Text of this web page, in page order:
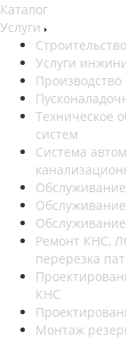
Каталог
Услуги
Услуги
Производство
Техническое
систем
Система
Ремонт КНС,
перерезка
КНС
Монтаж